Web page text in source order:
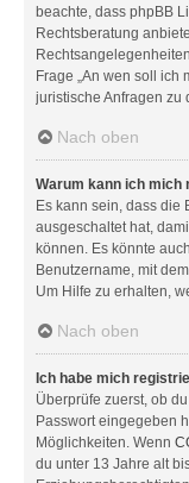
beachte, dass phpBB
Rechtsberatung
Frage „An wen soll
juristische Anfragen zu
Nach oben
Warum kann ich mich
Es kann sein, dass die
ausgeschaltet hat,
können. Es könnte
Benutzername, mit
Um Hilfe zu erhalten,
Nach oben
Ich habe mich
Überprüfe zuerst, ob
Passwort eingegeben
Möglichkeiten. Wenn
du unter 13 Jahre alt